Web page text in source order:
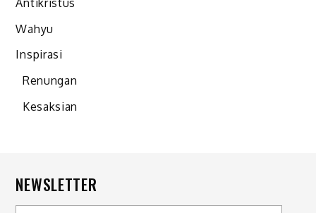
Wahyu
Inspirasi
Renungan
Kesaksian
NEWSLETTER